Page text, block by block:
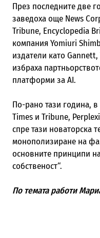
През последните две
заведоха още News
Tribune, Encyclopedia
компания Yomiuri
издатели като
избраха
платформи за AI.
По-рано тази година,
Times и Tribune,
спре тази новаторска
монополизиране на
основните принципи
собственост“.
По темата работи